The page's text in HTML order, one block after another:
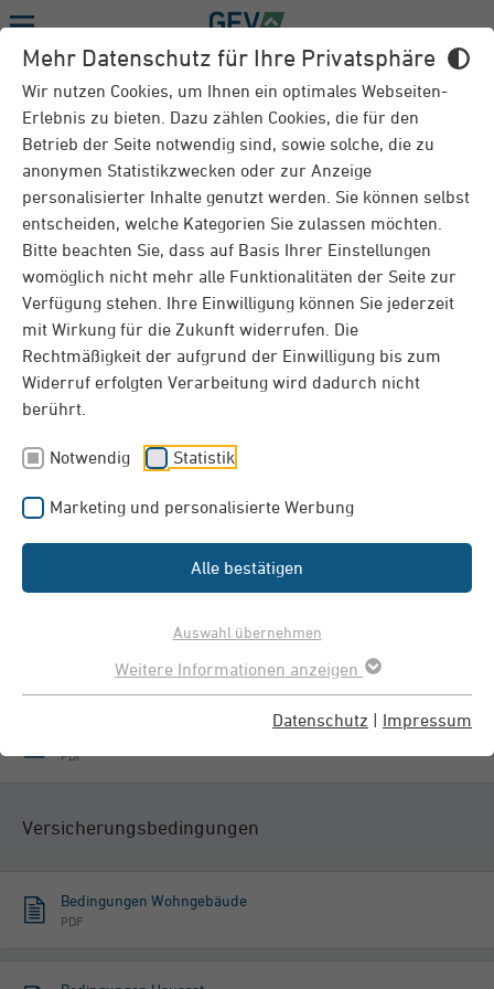
Mehr Datenschutz für Ihre Privatsphäre
Wir nutzen Cookies, um Ihnen ein optimales Webseiten-
Erlebnis zu bieten. Dazu zählen Cookies, die für den
Betrieb der Seite notwendig sind, sowie solche, die zu
anonymen Statistikzwecken oder zur Anzeige
personalisierter Inhalte genutzt werden. Sie können selbst
entscheiden, welche Kategorien Sie zulassen möchten.
Bitte beachten Sie, dass auf Basis Ihrer Einstellungen
womöglich nicht mehr alle Funktionalitäten der Seite zur
Verfügung stehen. Ihre Einwilligung können Sie jederzeit
mit Wirkung für die Zukunft widerrufen. Die
Rechtmäßigkeit der aufgrund der Einwilligung bis zum
Widerruf erfolgten Verarbeitung wird dadurch nicht
berührt.
Notwendig Statistik
Marketing und personalisierte Werbung
Alle bestätigen
Auswahl übernehmen
Weitere Informationen anzeigen
Datenschutz | Impressum
FERIENHAUSKONZEPT - DOWNLOADS
Überblick Downloads
Downloads
Broschüre und Leistungsübersichten
Broschüre
Leistungsübersicht Wohngebäude
Leistungsübersicht Haftpflicht
Preisträger Versicherungsprodukt des Jahres 2020
PDF
Versicherungsbedingungen
Bedingungen Wohngebäude
PDF